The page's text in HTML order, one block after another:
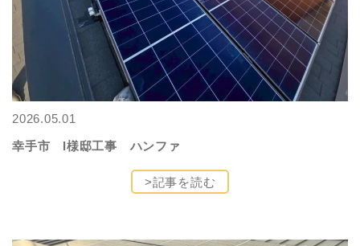
2026.05.01
幸手市 I様邸工事 ハンファ
>記事を読む